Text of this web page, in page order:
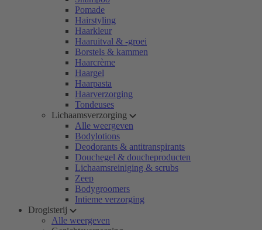
Pomade
Hairstyling
Haarkleur
Haaruitval & -groei
Borstels & kammen
Haarcrème
Haargel
Haarpasta
Haarverzorging
Tondeuses
Lichaamsverzorging
Alle weergeven
Bodylotions
Deodorants & antitranspirants
Douchegel & doucheproducten
Lichaamsreiniging & scrubs
Zeep
Bodygroomers
Intieme verzorging
Drogisterij
Alle weergeven